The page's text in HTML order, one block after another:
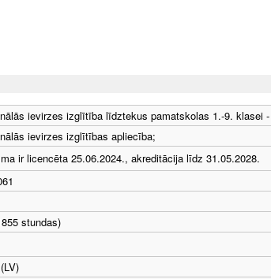
ievirzes izglītība līdztekus pamatskolas 1.-9. klasei
ievirzes izglītības apliecība;
ir licencēta 25.06.2024., akreditācija līdz 31.05.2028.
stundas)